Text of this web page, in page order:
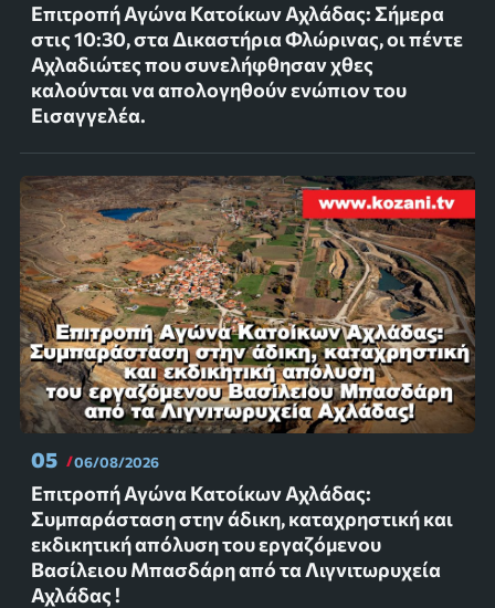
Επιτροπή Αγώνα Κατοίκων Αχλάδας: Σήμερα
στις 10:30, στα Δικαστήρια Φλώρινας, οι πέντε
Αχλαδιώτες που συνελήφθησαν χθες
καλούνται να απολογηθούν ενώπιον του
Εισαγγελέα.
05 06/08/2026
Επιτροπή Αγώνα Κατοίκων Αχλάδας:
Συμπαράσταση στην άδικη, καταχρηστική και
εκδικητική απόλυση του εργαζόμενου
Βασίλειου Μπασδάρη από τα Λιγνιτωρυχεία
Αχλάδας !